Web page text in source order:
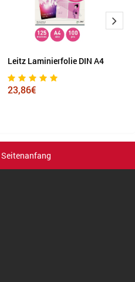
Leitz Laminierfolie DIN A4
23,86€